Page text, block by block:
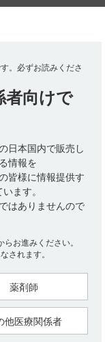
Information
すか？ 服用後
？
記載があります。
し、授乳の継続又
口投与した時に
関する項目の解説
試験を実施し、ヒ
いて検討した。
象に、本剤の母乳
infant dose：
実施した。本剤
母乳中のレンボレ
。 必ずお読みくださ
者向けで
日本国内で販売し
情報を
皆様に情報提供す
ます。
はありませんので
お進みください。
されます。
薬剤師
他医療関係者